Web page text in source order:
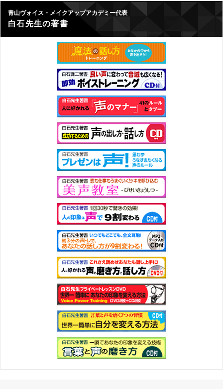
青山ヴォイス・メイクアップアカデミー代表
白石先生の著書